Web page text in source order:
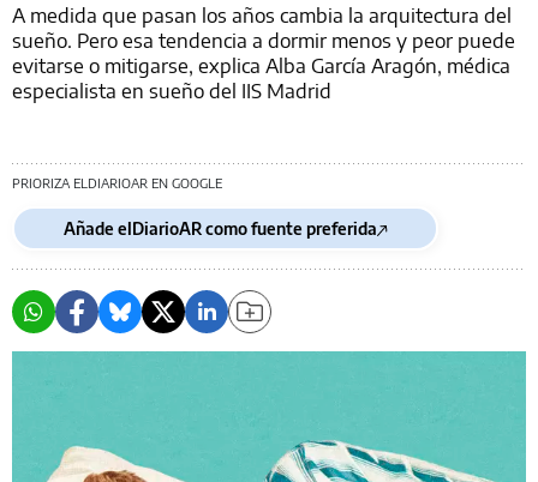
A medida que pasan los años cambia la arquitectura del
sueño. Pero esa tendencia a dormir menos y peor puede
evitarse o mitigarse, explica Alba García Aragón, médica
especialista en sueño del IIS Madrid
PRIORIZA ELDIARIOAR EN GOOGLE
Añade elDiarioAR como fuente preferida